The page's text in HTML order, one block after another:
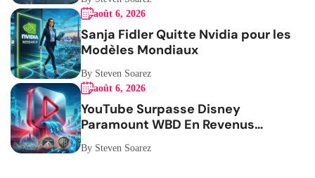
août 6, 2026
Sanja Fidler Quitte Nvidia pour les
Modèles Mondiaux
By Steven Soarez
août 6, 2026
YouTube Surpasse Disney
Paramount WBD En Revenus
Publicitaires
By Steven Soarez